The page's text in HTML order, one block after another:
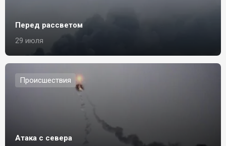
Перед рассветом
29 июля
Происшествия
Атака с севера